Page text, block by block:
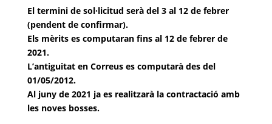
El termini de sol·licitud serà del 3 al 12 de febrer
(pendent de confirmar).
Els mèrits es computaran fins al 12 de febrer de
2021.
L’antiguitat en Correus es computaràdes del
01/05/2012.
Al juny de 2021 ja es realitzarà la contractació amb
les noves bosses.